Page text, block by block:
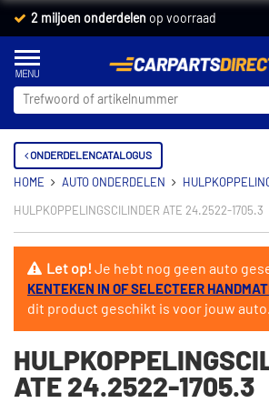
2 miljoen onderdelen op voorraad
ONDERDELENCATALOGUS
HOME AUTO ONDERDELEN
HULPKOPPELINGSCILINDER ATE 24.2522-1705.3
Let op!Je hebt nog geen auto
KENTEKEN IN OF SELECTEER
dit product geschikt is voor jouw auto.
ATE 24.2522-1705.3